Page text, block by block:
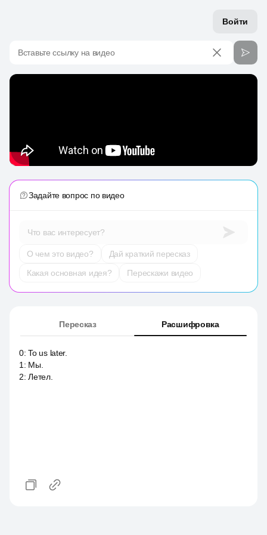
Войти
Вставьте ссылку на видео
Задайте вопрос по видео
Что вас интересует?
О чем это видео?
Дай краткий пересказ
Какая основная идея?
Перескажи видео
Пересказ Расшифровка
0:To us later.
1 : Мы.
2:Летел.